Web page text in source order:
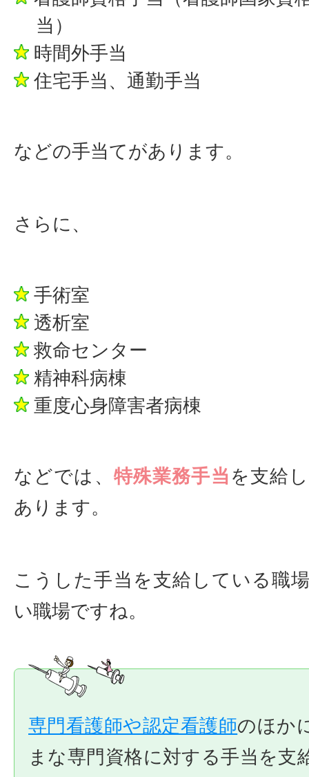
当）
時間外手当
住宅手当、通勤手当
などの手当てがあります。
さらに、
手術室
透析室
救命センター
精神科病棟
重度心身障害者病棟
などでは、 特殊業務手当 を支給
あります。
こうした手当を支給している職
い職場ですね。
専門看護師や認定看護師のほか
まな専門資格に対する手当を支